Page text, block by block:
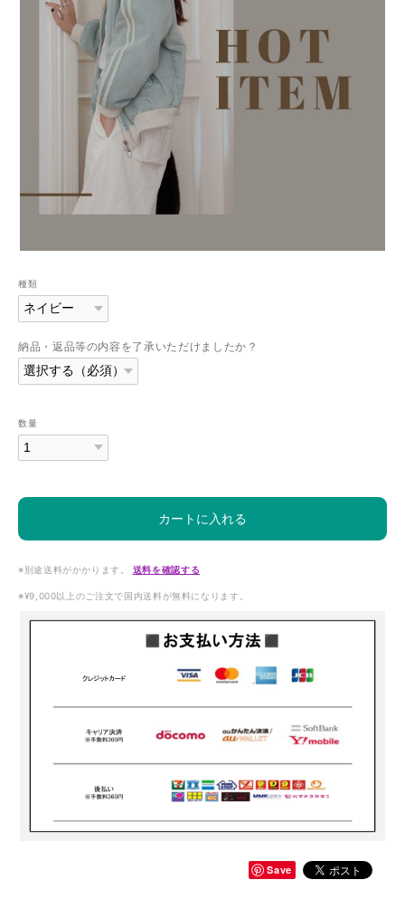
種類
納品・返品等の内容を了承いただけましたか？
数量
カートに入れる
※別途送料がかかります。 送料を確認する
※¥9,000以上のご注文で国内送料が無料になります。
Save